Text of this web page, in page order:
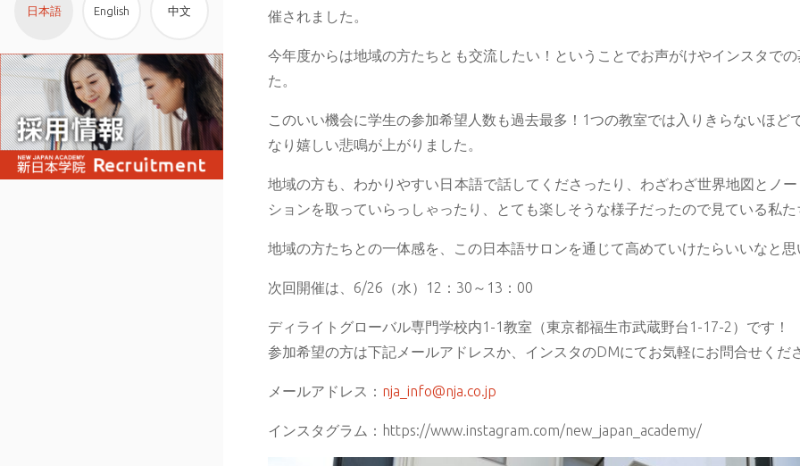
日本語 English 中文
催されました。
今年度からは地域の方たちとも交流したい！ということでお声がけやインスタで
た。
このいい機会に学生の参加希望人数も過去最多！1つの教室では入りきらないほど
なり嬉しい悲鳴が上がりました。
地域の方も、わかりやすい日本語で話してくださったり、わざわざ世界地図とノ
ションを取っていらっしゃったり、とても楽しそうな様子だったので見ている私
地域の方たちとの一体感を、この日本語サロンを通じて高めていけたらいいなと
次回開催は、6/26（水）12：30～13：00
ディライトグローバル専門学校内1-1教室（東京都福生市武蔵野台1-17-2）です！
参加希望の方は下記メールアドレスか、インスタのDMにてお気軽にお問合せくだ
メールアドレス： nja_info@nja.co.jp
インスタグラム：https://www.instagram.com/new_japan_academy/